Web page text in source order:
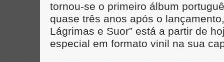
tornou-se o primeiro álbum
quase três anos após o
Lágrimas e Suor” está a partir de
especial em formato vinil na sua